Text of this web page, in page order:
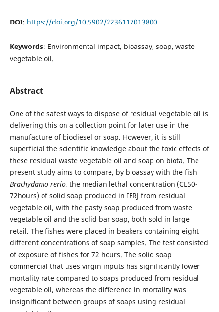
DOI: https://doi.org/10.5902/2236117013800
Keywords: Environmental impact, bioassay, soap, waste
vegetable oil.
Abstract
One of the safest ways to dispose of residual vegetable oil is
delivering this on a collection point for later use in the
manufacture of biodiesel or soap. However, it is still
superficial the scientific knowledge about the toxic effects of
these residual waste vegetable oil and soap on biota. The
present study aims to compare, by bioassay with the fish
Brachydanio rerio, the median lethal concentration (CL50-
72hours) of solid soap produced in IFRJ from residual
vegetable oil, with the pasty soap produced from waste
vegetable oil and the solid bar soap, both sold in large
retail. The fishes were placed in beakers containing eight
different concentrations of soap samples. The test consisted
of exposure of fishes for 72 hours. The solid soap
commercial that uses virgin inputs has significantly lower
mortality rate compared to soaps produced from residual
vegetable oil, whereas the difference in mortality was
insignificant between groups of soaps using residual